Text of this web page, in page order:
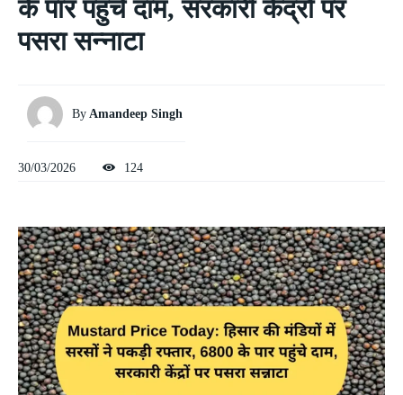
के पार पहुंचे दाम, सरकारी केंद्रों पर
पसरा सन्नाटा
By Amandeep Singh
30/03/2026 124